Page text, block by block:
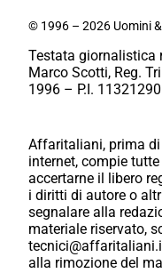
© 1996 – 2026 Uomini
Testata giornalistica
Marco Scotti, Reg.
1996 – P.I.
Affaritaliani, prima
internet, compie
accertarne il libero
i diritti di autore o
segnalare alla
materiale riservato,
alla rimozione del